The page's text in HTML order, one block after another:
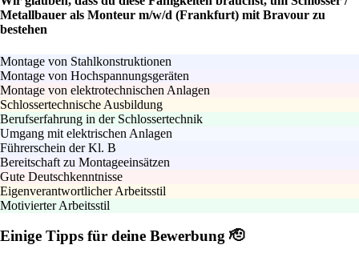
Metallbauer als Monteur m/w/d (Frankfurt) mit Bravour zu
bestehen
Montage von Stahlkonstruktionen
Montage von Hochspannungsgeräten
Montage von elektrotechnischen Anlagen
Schlossertechnische Ausbildung
Berufserfahrung in der Schlossertechnik
Umgang mit elektrischen Anlagen
Führerschein der Kl. B
Bereitschaft zu Montageeinsätzen
Gute Deutschkenntnisse
Eigenverantwortlicher Arbeitsstil
Motivierter Arbeitsstil
Einige Tipps für deine Bewerbung 🫡